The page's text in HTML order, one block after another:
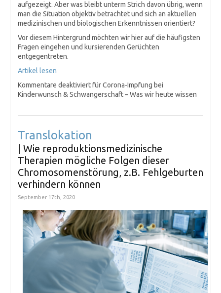
aufgezeigt. Aber was bleibt unterm Strich davon übrig, wenn
man die Situation objektiv betrachtet und sich an aktuellen
medizinischen und biologischen Erkenntnissen orientiert?
Vor diesem Hintergrund möchten wir hier auf die häufigsten
Fragen eingehen und kursierenden Gerüchten
entgegentreten.
Artikel lesen
Kommentare deaktiviertfür Corona-Impfung bei
Kinderwunsch & Schwangerschaft – Was wir heute wissen
Translokation
| Wie reproduktionsmedizinische
Therapien mögliche Folgen dieser
Chromosomenstörung, z.B. Fehlgeburten
verhindern können
September 17th, 2020